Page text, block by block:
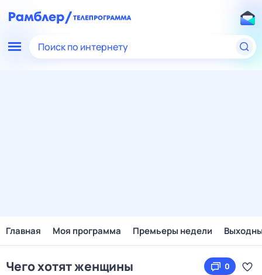
Поиск по интернету
Главная Моя программа Премьеры недели
Чего хотят женщины 0